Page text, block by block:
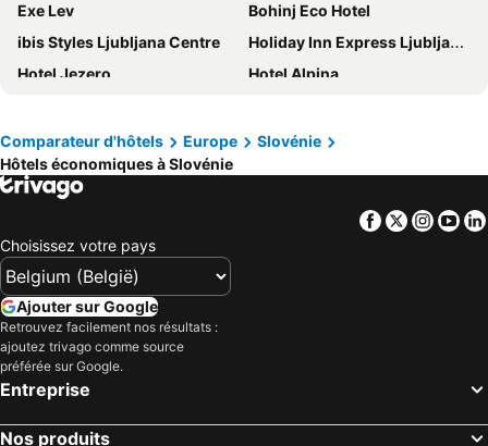
Exe Lev
Bohinj Eco Hotel
ibis Styles Ljubljana Centre
Holiday Inn Express Ljubljana by IHG
Hotel Jezero
Hotel Alpina
Terme Olimia - Wellness Hotel Sotelia
Occidental Ljubljana
Hotel Histrion
DoubleTree by Hilton Ljubljana
Intercontinental Hotels Ljubljana By Ihg
M Hotel
Hotel Triglav Bled
Grand Hotel Bernardin
Hotel Alp
Dependences - San Simon Resort
Hotel Meksiko
Hotel Gasperin Bohinj
Comparateur d'hôtels Europe
Slovénie
Hôtels économiques à Slovénie
Facebook
Twitter
Choisissez votre pays
Ajouter sur Google
Retrouvez facilement nos résultats :
ajoutez trivago comme source
préférée sur Google.
Entreprise
Nos produits